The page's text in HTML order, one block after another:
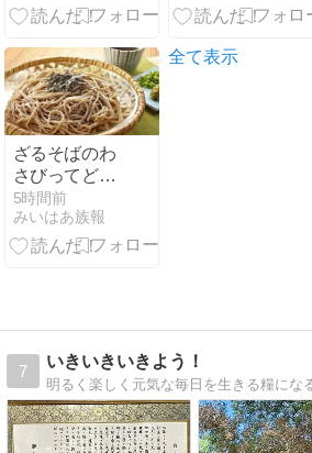
鐘」が語る平
ざるそばのわ
さびってどう
使うの？
5時間前
みいはあ族報
全て表示
7
いきいきいきよう！